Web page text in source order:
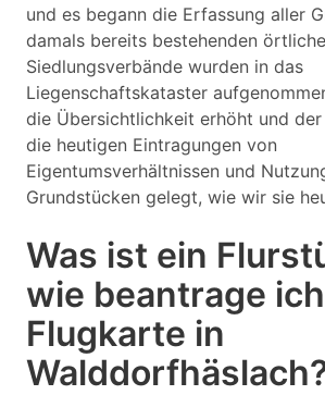
und es begann die Erfassung aller
damals bereits bestehenden
Siedlungsverbände wurden in das
Liegenschaftskataster
die Übersichtlichkeit erhöht und
die heutigen Eintragungen von
Eigentumsverhältnissen und
Grundstücken gelegt, wie wir sie
Was ist ein
wie beantrage
Flugkarte in